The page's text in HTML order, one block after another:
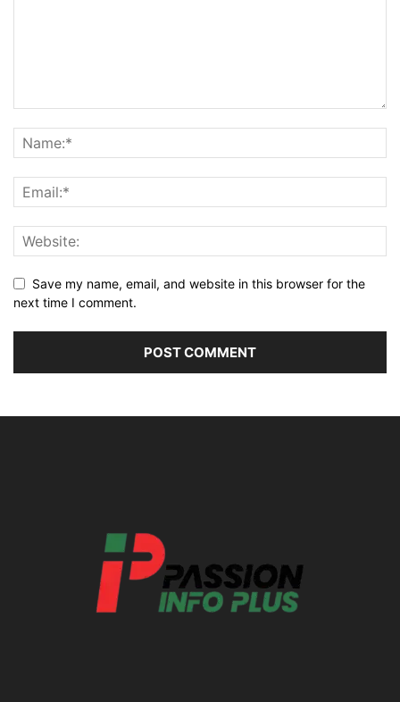
Save my name, email, and website in this browser for the
next time I comment.